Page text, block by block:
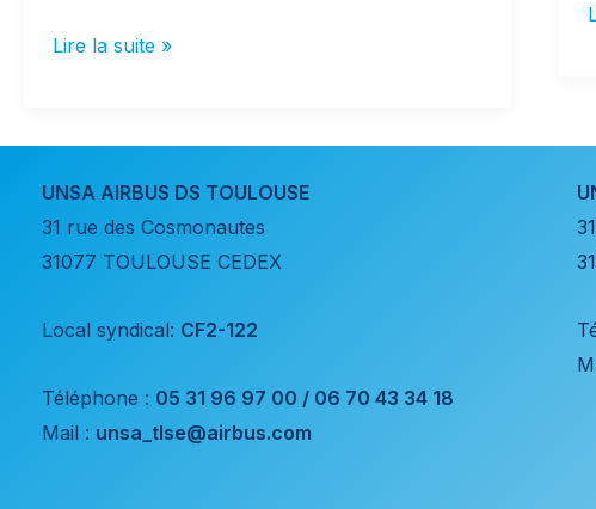
16/04/25: Résultats
Lire la suite »
UNSA AIRBUS DS TOULOUSE
31 rue des Cosmonautes
31077 TOULOUSE CEDEX
Local syndical: CF2-122
Téléphone : 05 31 96 97 00 / 06 70 43 34 18
Mail : unsa_tlse@airbus.com